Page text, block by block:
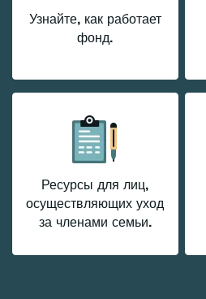
Узнайте, как работает
фонд.
Ресурсы для лиц,
осуществляющих уход
за членами семьи.